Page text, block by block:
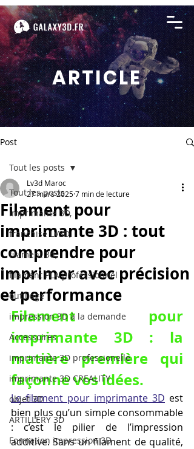
ARTICLE
Post
Tout les posts
imprimante 3D,
franchise LV3D,
filament 3d,
filament PLA professionnel
outillage
impression 3D à la demande
Accessoires
imprimante 3D professionelle
imprimante 3D CREALITY
objet 3D
ARTILLERY 3D
Formation impression 3D
Tout les posts
Filament pour
imprimante 3D : tout
comprendre pour
imprimer avec précision
et performance
Lv3d Maroc
27 mars 20257 min de lecture
Filament pour
imprimante 3D : la
matière première qui
façonne vos idées.
Le filament pour imprimante 3D est
bien plus qu’un simple consommable
: c’est le pilier de l’impression
additive. Sans un filament de qualité,